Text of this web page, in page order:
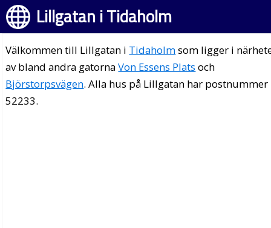
Lillgatan i Tidaholm
Välkommen till Lillgatan i Tidaholmsom ligger i
av bland andra gatornaVon Essens Plats och
Björstorpsvägen. Alla hus på Lillgatan har postnummer
52233.